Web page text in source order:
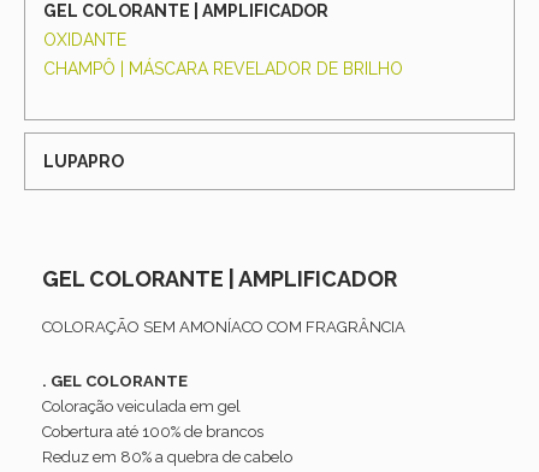
GEL COLORANTE | AMPLIFICADOR
OXIDANTE
CHAMPÔ | MÁSCARA REVELADOR DE BRILHO
LUPAPRO
GEL COLORANTE | AMPLIFICADOR
COLORAÇÃO SEM AMONÍACO COM FRAGRÂNCIA
. GEL COLORANTE
Coloração veiculada em gel
Cobertura até 100% de brancos
Reduz em 80% a quebra de cabelo